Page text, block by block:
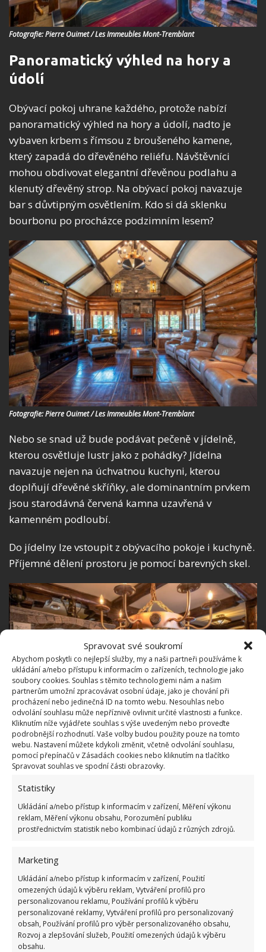
Spravovat své soukromí
Abychom poskytli co nejlepší služby, my a naši partneři používáme k
ukládání a/nebo přístupu k informacím o zařízeních, technologie jako
soubory cookies. Souhlas s těmito technologiemi nám a našim
partnerům umožní zpracovávat osobní údaje, jako je chování při
procházení nebo jedinečná ID na tomto webu. Nesouhlas nebo
odvolání souhlasu může nepříznivě ovlivnit určité vlastnosti a funkce.
Kliknutím níže vyjádřete souhlas s výše uvedeným nebo proveďte
podrobnější rozhodnutí. Vaše volby budou použity pouze na tomto
webu. Nastavení můžete kdykoli změnit, včetně odvolání souhlasu,
pomocí přepínačů v Zásadách cookies nebo kliknutím na tlačítko
Spravovat souhlas ve spodní části obrazovky.
Statistiky
Ukládání a/nebo přístup k informacím v zařízení, Měření výkonu
reklam, Měření výkonu obsahu, Porozumění publiku
prostřednictvím statistik nebo kombinací údajů z různých zdrojů.
Marketing
Ukládání a/nebo přístup k informacím v zařízení, Použití
omezených údajů k výběru reklam, Vytváření profilů pro
personalizovanou reklamu, Používání profilů k výběru
personalizované reklamy, Vytváření profilů pro personalizovaný
obsah, Používání profilů pro výběr personalizovaného obsahu,
Rozvoj a zlepšování služeb, Použití omezených údajů k výběru
obsahu.
Fotografie: Pierre Ouimet / Les Immeubles Mont-Tremblant
Panoramatický výhled na hory a
údolí
Obývací pokoj uhrane každého, protože nabízí
panoramatický výhled na hory a údolí, nadto je
vybaven krbem s římsou z broušeného kamene,
který zapadá do dřevěného reliéfu. Návštěvníci
mohou obdivovat elegantní dřevěnou podlahu a
klenutý dřevěný strop. Na obývací pokoj navazuje
bar s důvtipným osvětlením. Kdo si dá sklenku
bourbonu po procházce podzimním lesem?
Fotografie: Pierre Ouimet / Les Immeubles Mont-Tremblant
Nebo se snad už bude podávat pečeně v jídelně,
kterou osvětluje lustr jako z pohádky? Jídelna
navazuje nejen na úchvatnou kuchyni, kterou
doplňují dřevěné skříňky, ale dominantním prvkem
jsou starodávná červená kamna uzavřená v
kamenném podloubí.
Do jídelny lze vstoupit z obývacího pokoje i kuchyně.
Příjemné dělení prostoru je pomocí barevných skel.
Fotografie: Pierre Ouimet / Les Immeubles Mont-Tremblant
Fotografie: Pierre Ouimet / Les Immeubles Mont-Tremblant